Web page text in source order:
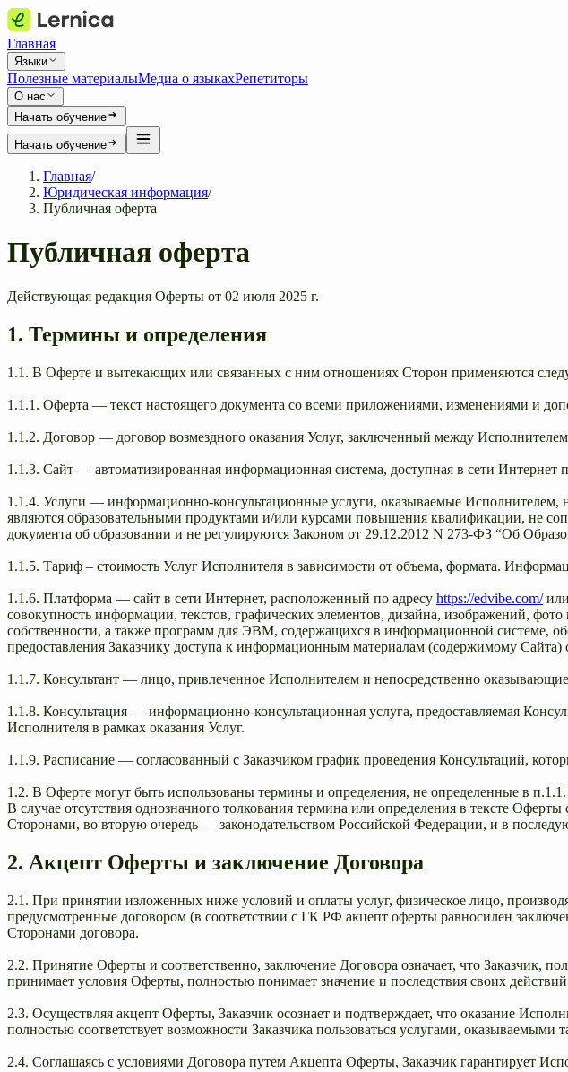
Главная
Языки
Полезные материалыМедиа о языкахРепетиторы
О нас
Начать обучение
Начать обучение
Главная/
Юридическая информация/
Публичная оферта
Публичная оферта
Действующая редакция Оферты от 02 июля 2025 г.
1. Термины и определения
1.1. В Оферте и вытекающих или связанных с ним отношениях Сторон применяются
1.1.1. Оферта — текст настоящего документа со всеми приложениями, изменениями и
1.1.2. Договор — договор возмездного оказания Услуг, заключенный между
1.1.3. Сайт — автоматизированная информационная система, доступная в сети Интернет
1.1.4. Услуги — информационно-консультационные услуги, оказываемые
являются образовательными продуктами и/или курсами повышения квалификации, не
документа об образовании и не регулируются Законом от 29.12.2012 N 273-ФЗ “Об
1.1.5. Тариф – стоимость Услуг Исполнителя в зависимости от объема, формата.
1.1.6. Платформа — сайт в сети Интернет, расположенный по адресу https://edvibe.com/или
совокупность информации, текстов, графических элементов, дизайна, изображений,
собственности, а также программ для ЭВМ, содержащихся в информационной системе,
предоставления Заказчику доступа к информационным материалам (содержимому
1.1.7. Консультант — лицо, привлеченное Исполнителем и непосредственно
1.1.8. Консультация — информационно-консультационная услуга, предоставляемая
Исполнителя в рамках оказания Услуг.
1.1.9. Расписание — согласованный с Заказчиком график проведения Консультаций,
1.2. В Оферте могут быть использованы термины и определения, не определенные в
В случае отсутствия однозначного толкования термина или определения в тексте
Сторонами, во вторую очередь — законодательством Российской Федерации, и в
2. Акцепт Оферты и заключение Договора
2.1. При принятии изложенных ниже условий и оплаты услуг, физическое лицо,
предусмотренные договором (в соответствии с ГК РФ акцепт оферты равносилен
Сторонами договора.
2.2. Принятие Оферты и соответственно, заключение Договора означает, что Заказчик,
принимает условия Оферты, полностью понимает значение и последствия своих
2.3. Осуществляя акцепт Оферты, Заказчик осознает и подтверждает, что оказание
полностью соответствует возможности Заказчика пользоваться услугами, оказываемыми
2.4. Соглашаясь с условиями Договора путем Акцепта Оферты, Заказчик гарантирует